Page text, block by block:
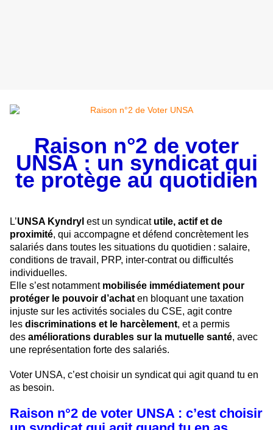
Raison n°2 de voter
UNSA : un syndicat qui
te protège au quotidien
L’UNSA Kyndryl est un syndicat utile, actif et de
proximité, qui accompagne et défend concrètement les
salariés dans toutes les situations du quotidien : salaire,
conditions de travail, PRP, inter‑contrat ou difficultés
individuelles.
Elle s’est notamment mobilisée immédiatement pour
protéger le pouvoir d’achat en bloquant une taxation
injuste sur les activités sociales du CSE, agit contre
les discriminations et le harcèlement, et a permis
des améliorations durables sur la mutuelle santé, avec
une représentation forte des salariés.
Voter UNSA, c’est choisir un syndicat qui agit quand tu en
as besoin.
Raison n°2 de voter UNSA : c’est choisir